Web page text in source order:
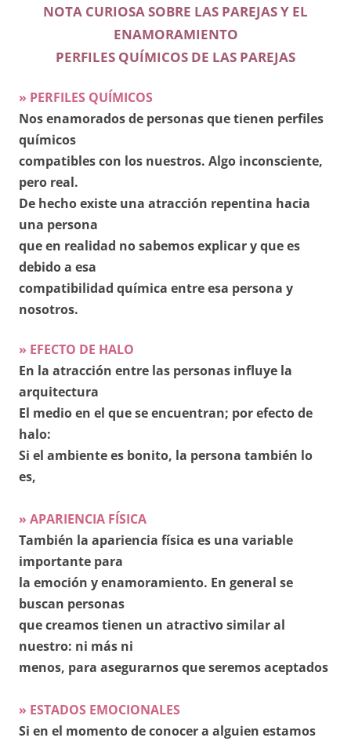
NOTA CURIOSA SOBRE LAS PAREJAS Y EL
ENAMORAMIENTO
PERFILES QUÍMICOS DE LAS PAREJAS
» PERFILES QUÍMICOS
Nos enamorados de personas que tienen perfiles
químicos
compatibles con los nuestros. Algo inconsciente,
pero real.
De hecho existe una atracción repentina hacia
una persona
que en realidad no sabemos explicar y que es
debido a esa
compatibilidad química entre esa persona y
nosotros.
» EFECTO DE HALO
En la atracción entre las personas influye la
arquitectura
El medio en el que se encuentran; por efecto de
halo:
Si el ambiente es bonito, la persona también lo
es,
» APARIENCIA FÍSICA
También la apariencia física es una variable
importante para
la emoción y enamoramiento. En general se
buscan personas
que creamos tienen un atractivo similar al
nuestro: ni más ni
menos, para asegurarnos que seremos aceptados
» ESTADOS EMOCIONALES
Si en el momento de conocer a alguien estamos